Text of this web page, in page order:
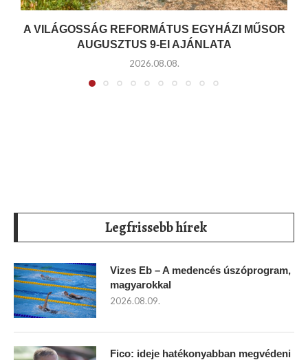
A VILÁGOSSÁG REFORMÁTUS EGYHÁZI MŰSOR
AUGUSZTUS 9-EI AJÁNLATA
2026.08.08.
Legfrissebb hírek
Vizes Eb – A medencés úszóprogram,
magyarokkal
2026.08.09.
Fico: ideje hatékonyabban megvédeni